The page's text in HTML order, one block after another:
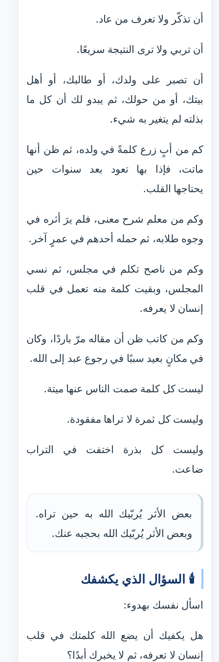
أن تذكّر ولا تعرف من عاد.
أن تربي ولا ترى النتيجة سريعًا.
أن تصبر على ولدك، أو طالبك، أو أهل
بيتك، أو من حولك، ثم يبدو لك أن كل ما
بذلته لم يتغير به شيء.
كم من أبٍ زرع كلمةً في ولده، ثم ظن أنها
ماتت، فإذا بها تعود بعد سنوات حين
يحتاجها القلب.
وكم من معلم شرح معنى، فلم يرَ أثره في
وجوه طلابه، ثم حمله أحدهم في عمرٍ آخر.
وكم من ناصح تكلم في مجلس، ثم نسي
المجلس، وبقيت كلمة منه تعمل في قلب
إنسان لا يعرفه.
وكم من كاتب ظن أن مقاله مرّ باردًا، وكان
في مكانٍ بعيد سببًا في رجوع عبد إلى الله.
ليست كل كلمة صمت الناس عنها ميتة.
وليست كل ثمرة لا تراها مفقودة.
وليست كل بذرة اختفت في التراب
ضاعت.
بعض الأثر يُربّيك الله به حين تراه.
وبعض الأثر يُربّيك الله بحجبه عنك.
🕯️ السؤال الذي يكشفك
اسأل نفسك بهدوء:
هل يكفيك أن يضع الله كلمتك في قلب
إنسان لا تعرفه، ثم لا يخبرك أبدًا؟